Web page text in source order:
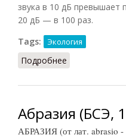
звука в 10 дБ превышает
20 дБ — в 100 раз.
Tags:
Экология
Подробнее
Абразия (БСЭ,
АБРАЗИЯ (от лат. abrasio -